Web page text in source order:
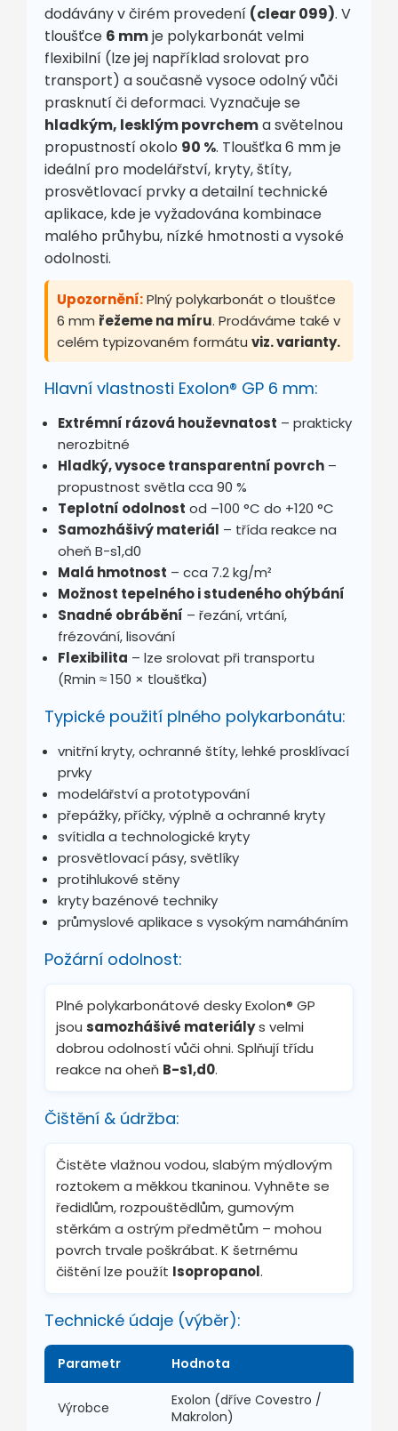
dodávány v čirém provedení (clear 099). V
tloušťce 6 mmje polykarbonát velmi
flexibilní (lze jej například srolovat pro
transport) a současně vysoce odolný vůči
prasknutí či deformaci. Vyznačuje se
hladkým, lesklým povrchema světelnou
propustností okolo 90 %. Tloušťka 6 mm je
ideální pro modelářství, kryty, štíty,
prosvětlovací prvky a detailní technické
aplikace, kde je vyžadována kombinace
malého průhybu, nízké hmotnosti a vysoké
odolnosti.
Upozornění:Plný polykarbonát o tloušťce
6 mm řežeme na míru. Prodáváme také v
celém typizovaném formátu viz. varianty.
Hlavní vlastnosti Exolon® GP 6 mm:
Extrémní rázová houževnatost – prakticky
nerozbitné
Hladký, vysoce transparentní povrch –
propustnost světla cca 90 %
Teplotní odolnost od –100 °C do +120 °C
Samozhášivý materiál – třída reakce na
oheň B-s1,d0
Malá hmotnost – cca 7.2kg/m²
Možnost tepelného i studeného ohýbání
Snadné obrábění – řezání, vrtání,
frézování, lisování
Flexibilita – lze srolovat při transportu
(Rmin ≈ 150 × tloušťka)
Typické použití plného polykarbonátu:
vnitřní kryty, ochranné štíty, lehké prosklívací
prvky
modelářství a prototypování
přepážky, příčky, výplně a ochranné kryty
svítidla a technologické kryty
prosvětlovací pásy, světlíky
protihlukové stěny
kryty bazénové techniky
průmyslové aplikace s vysokým namáháním
Požární odolnost:
Plné polykarbonátové desky Exolon® GP
jsou samozhášivé materiálys velmi
dobrou odolností vůči ohni. Splňují třídu
reakce na oheň B-s1,d0.
Čištění & údržba:
Čistěte vlažnou vodou, slabým mýdlovým
roztokem a měkkou tkaninou. Vyhněte se
ředidlům, rozpouštědlům, gumovým
stěrkám a ostrým předmětům – mohou
povrch trvale poškrábat. K šetrnému
čištění lze použít Isopropanol.
Technické údaje (výběr):
Parametr Hodnota
Výrobce
Exolon (dříve Covestro /
Makrolon)